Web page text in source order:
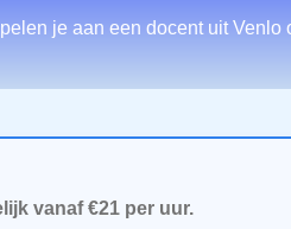
je aan een docent uit Venlo
vanaf €21 per uur.